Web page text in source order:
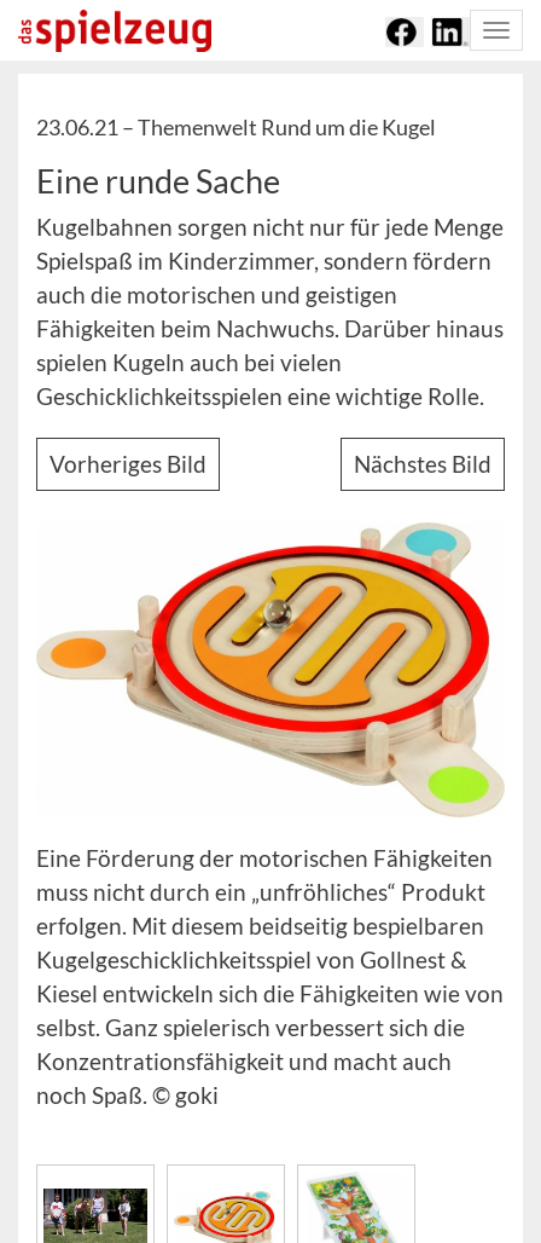
23.06.21 –Themenwelt Rund um die Kugel
Eine runde Sache
Kugelbahnen sorgen nicht nur für jede Menge
Spielspaß im Kinderzimmer, sondern fördern
auch die motorischen und geistigen
Fähigkeiten beim Nachwuchs. Darüber hinaus
spielen Kugeln auch bei vielen
Geschicklichkeitsspielen eine wichtige Rolle.
Vorheriges Bild Nächstes Bild
Eine Förderung der motorischen Fähigkeiten
muss nicht durch ein „unfröhliches“ Produkt
erfolgen. Mit diesem beidseitig bespielbaren
Kugelgeschicklichkeitsspiel von Gollnest &
Kiesel entwickeln sich die Fähigkeiten wie von
selbst. Ganz spielerisch verbessert sich die
Konzentrationsfähigkeit und macht auch
noch Spaß. © goki